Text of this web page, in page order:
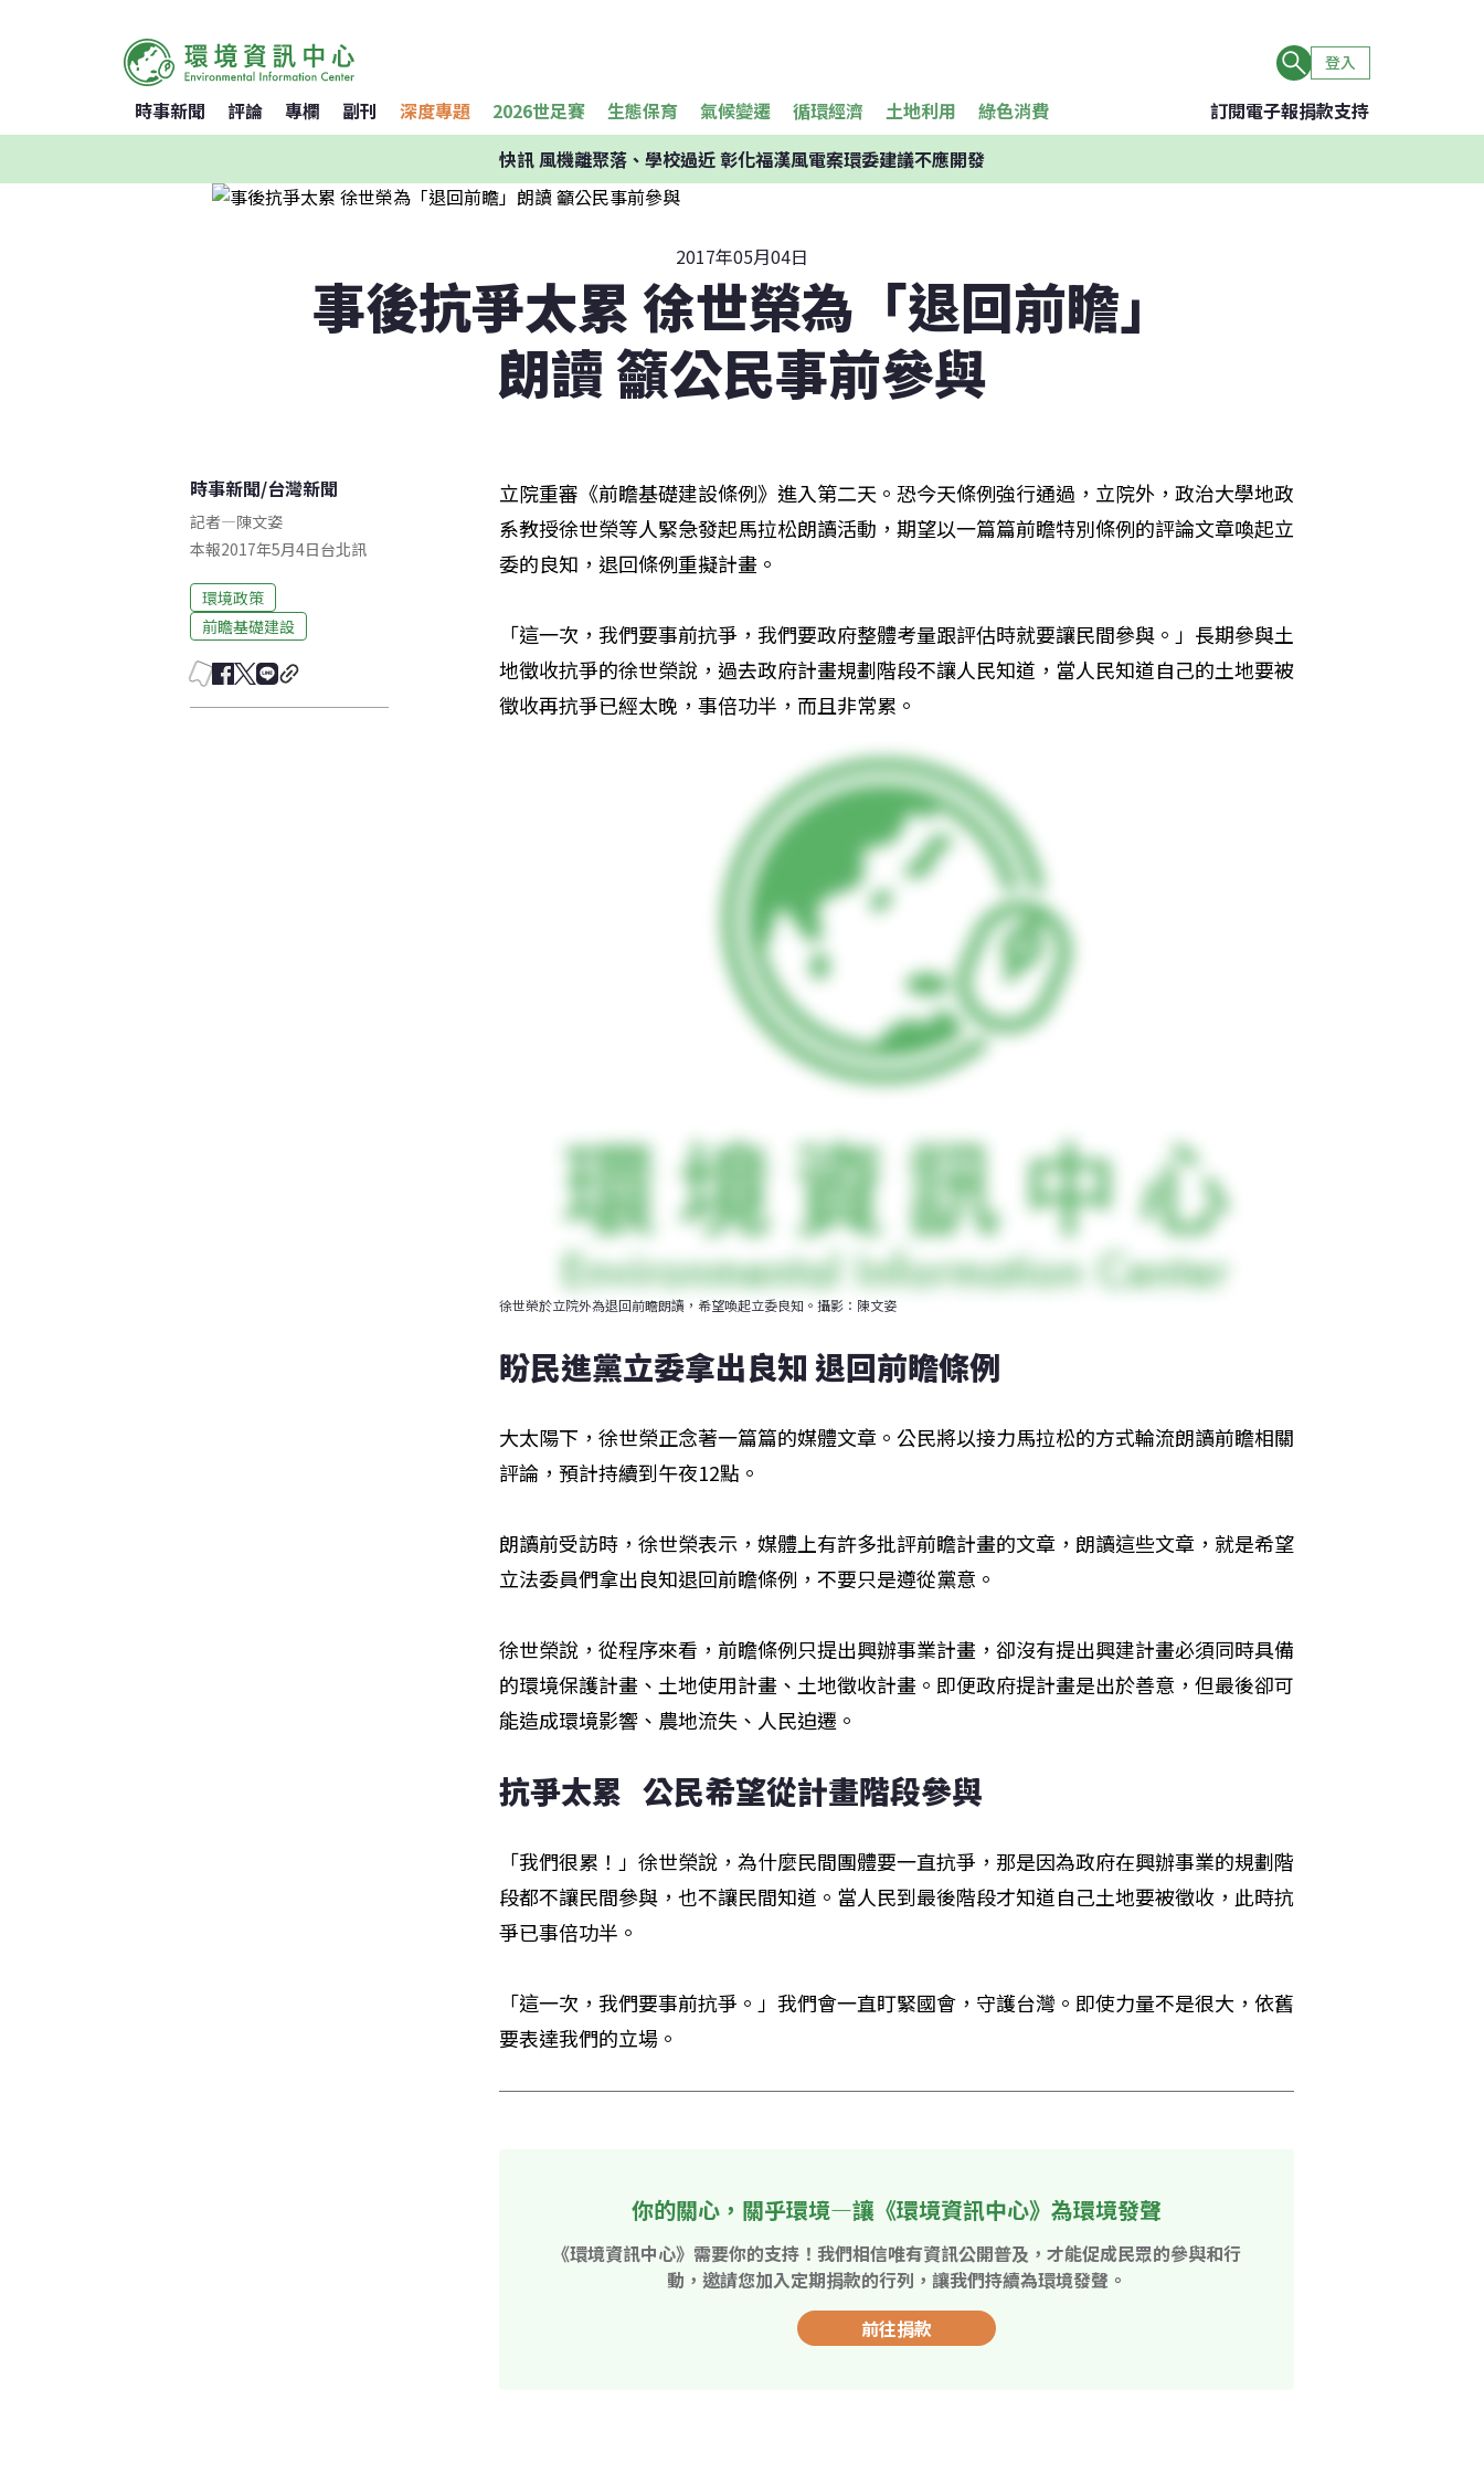
登入
時事新聞 評論 專欄 副刊 深度專題 2026世足賽 生態保育 氣候變遷 循環經濟 土地利用 綠色消費 訂閱電子報捐款支持
快訊風機離聚落、學校過近 彰化福漢風電案環委建議不應開發
2017年05月04日
事後抗爭太累 徐世榮為「退回前瞻」
朗讀 籲公民事前參與
時事新聞/台灣新聞
記者—陳文姿
本報2017年5月4日台北訊
環境政策
前瞻基礎建設
立院重審《前瞻基礎建設條例》進入第二天。恐今天條例強行通過，立院外，政治大學地政
系教授徐世榮等人緊急發起馬拉松朗讀活動，期望以一篇篇前瞻特別條例的評論文章喚起立
委的良知，退回條例重擬計畫。
「這一次，我們要事前抗爭，我們要政府整體考量跟評估時就要讓民間參與。」長期參與土
地徵收抗爭的徐世榮說，過去政府計畫規劃階段不讓人民知道，當人民知道自己的土地要被
徵收再抗爭已經太晚，事倍功半，而且非常累。
徐世榮於立院外為退回前瞻朗讀，希望喚起立委良知。攝影：陳文姿
盼民進黨立委拿出良知 退回前瞻條例
大太陽下，徐世榮正念著一篇篇的媒體文章。公民將以接力馬拉松的方式輪流朗讀前瞻相關
評論，預計持續到午夜12點。
朗讀前受訪時，徐世榮表示，媒體上有許多批評前瞻計畫的文章，朗讀這些文章，就是希望
立法委員們拿出良知退回前瞻條例，不要只是遵從黨意。
徐世榮說，從程序來看，前瞻條例只提出興辦事業計畫，卻沒有提出興建計畫必須同時具備
的環境保護計畫、土地使用計畫、土地徵收計畫。即便政府提計畫是出於善意，但最後卻可
能造成環境影響、農地流失、人民迫遷。
抗爭太累   公民希望從計畫階段參與
「我們很累！」徐世榮說，為什麼民間團體要一直抗爭，那是因為政府在興辦事業的規劃階
段都不讓民間參與，也不讓民間知道。當人民到最後階段才知道自己土地要被徵收，此時抗
爭已事倍功半。
「這一次，我們要事前抗爭。」我們會一直盯緊國會，守護台灣。即使力量不是很大，依舊
要表達我們的立場。
你的關心，關乎環境—讓《環境資訊中心》為環境發聲
《環境資訊中心》需要你的支持！我們相信唯有資訊公開普及，才能促成民眾的參與和行
動，邀請您加入定期捐款的行列，讓我們持續為環境發聲。
前往捐款